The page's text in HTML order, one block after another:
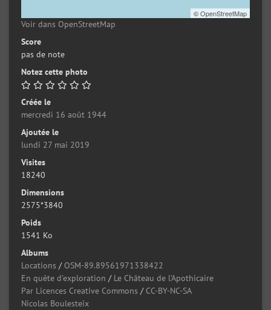
©OpenStreetMap
Voir dans OpenStreetMap
Score
pas de note
Notez cette photo
Créée le
mercredi 16 août 1944
Ajoutée le
lundi 27 mai 2019
Visites
18240
Dimensions
2575*3840
Poids
1541 Ko
Albums
Locations / OSM-89.89561971338422
En quête d'exploration / Le Château de l'Apothicaire
Par Licences Creative Commons / CC-BY-NC-SA
Nicolas Boulesteix